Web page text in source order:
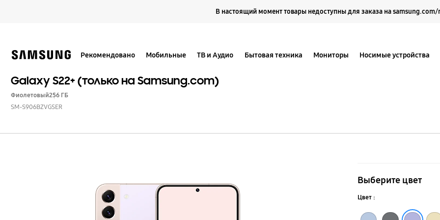
В настоящий момент товары недоступны для заказа на samsung.com/
Рекомендовано Мобильные ТВ и Аудио Бытовая техника Мониторы Носимые устройства
Galaxy S22+ (только на Samsung.com)
Фиолетовый256 ГБ
SM-S906BZVGSER
(только
на
Выберите цвет
Цвет :